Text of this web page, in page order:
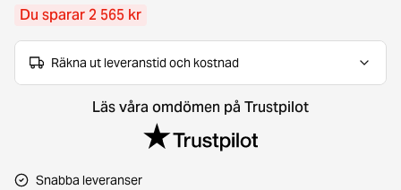
Du sparar 2 565 kr
Räkna ut leveranstid och kostnad
Läs våra omdömen på Trustpilot
Snabba leveranser